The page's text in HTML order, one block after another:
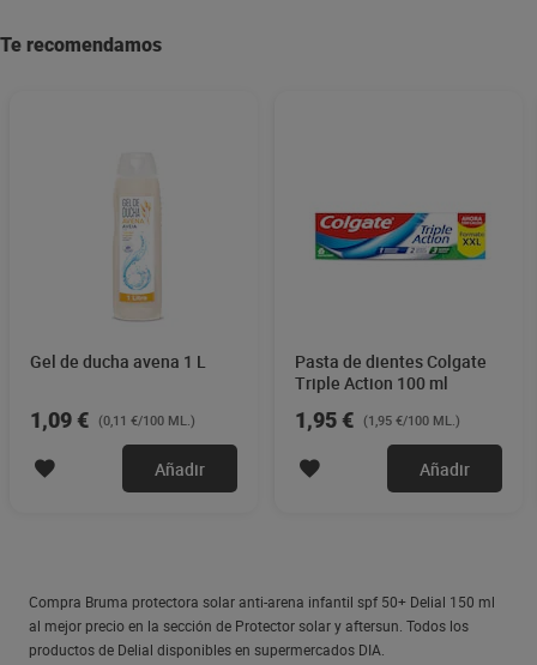
Te recomendamos
Gel de ducha avena 1 L
1,09 € (0,11 €/100 ML.)
Añadir
Pasta de dientes Colgate
Triple Action 100 ml
1,95 € (1,95 €/100 ML.)
Añadir
Compra Bruma protectora solar anti-arena infantil spf 50+ Delial 150 ml
al mejor precio en la sección de Protector solar y aftersun. Todos los
productos de Delial disponibles en supermercados DIA.